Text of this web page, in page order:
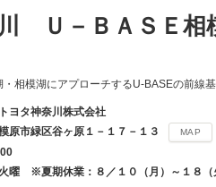
Ｕ－ＢＡＳＥ相
相模湖にアプローチするU-BASEの前線
ヨタ神奈川株式会社
原市緑区谷ヶ原１－１７－１３ MAP
曜 ※夏期休業：８／１０（月）～１８（